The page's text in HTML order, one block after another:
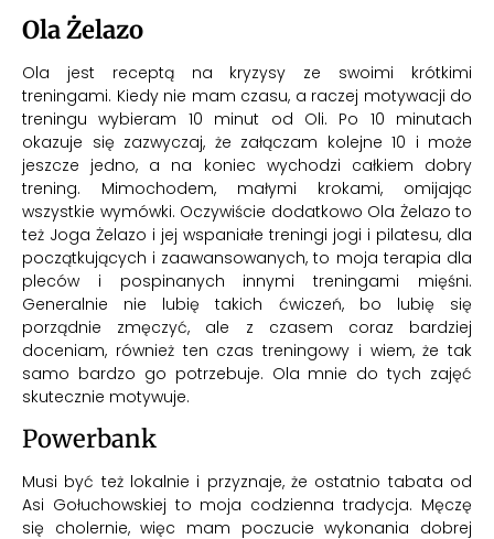
Ola Żelazo
Ola jest receptą na kryzysy ze swoimi krótkimi
treningami. Kiedy nie mam czasu, a raczej motywacji do
treninguwybieram 10 minut od Oli. Po 10 minutach
okazuje się zazwyczaj, że załączam kolejne 10 i może
jeszcze jedno, a na koniec wychodzi całkiem dobry
trening. Mimochodem, małymi krokami, omijając
wszystkie wymówki. Oczywiście dodatkowo Ola Żelazo to
też Joga Żelazo i jej wspaniałe treningi jogi i pilatesu, dla
początkujących i zaawansowanych, to moja terapia dla
pleców i pospinanych innymi treningami mięśni.
Generalnie nie lubię takich ćwiczeń, bo lubię się
porządnie zmęczyć, ale z czasem coraz bardziej
doceniam, również ten czas treningowy i wiem, że tak
samo bardzo go potrzebuje. Ola mnie do tych zajęć
skutecznie motywuje.
Powerbank
Musi być też lokalnie i przyznaje, że ostatnio tabata od
Asi Gołuchowskiej to moja codzienna tradycja. Męczę
się cholernie, więc mam poczucie wykonania dobrej